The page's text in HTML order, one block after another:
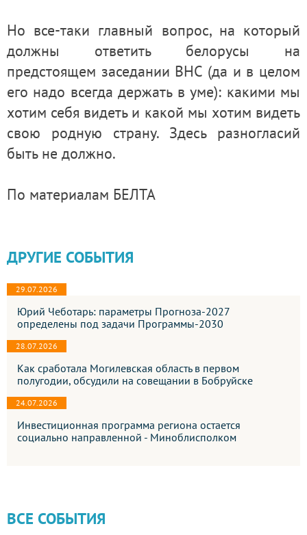
Но все-таки главный вопрос, на который
должны ответить белорусы на
предстоящем заседании ВНС (да и в целом
его надо всегда держать в уме): какими мы
хотим себя видеть и какой мы хотим видеть
свою родную страну. Здесь разногласий
быть не должно.
По материалам БЕЛТА
ДРУГИЕ СОБЫТИЯ
29.07.2026
Юрий Чеботарь: параметры Прогноза-2027
определены под задачи Программы-2030
28.07.2026
Как сработала Могилевская область в первом
полугодии, обсудили на совещании в Бобруйске
24.07.2026
Инвестиционная программа региона остается
социально направленной - Миноблисполком
ВСЕ СОБЫТИЯ